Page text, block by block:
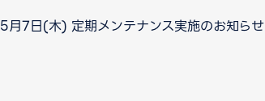
5月7日(木) 定期メンテナンス実施のお知らせ